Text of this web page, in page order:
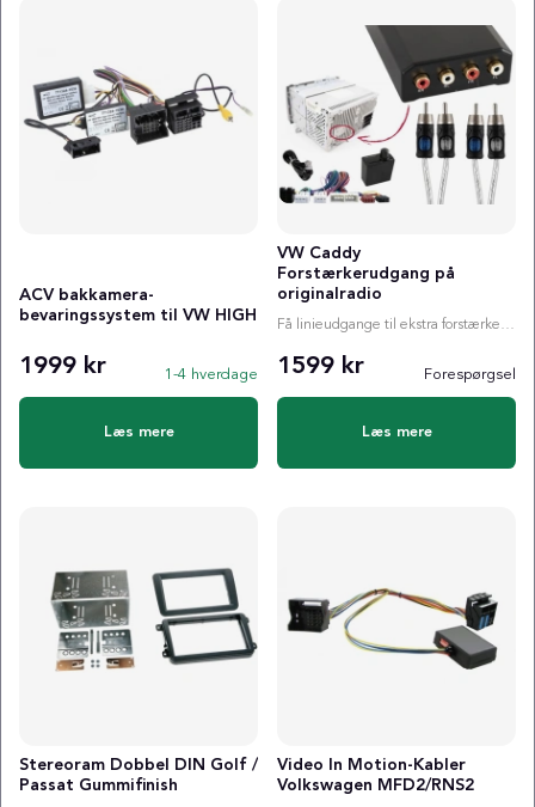
ACV bakkamera-
bevaringssystem til VW HIGH
1999 kr 1-4 hverdage
Læs mere
VW Caddy
Forstærkerudgang på
originalradio
Få linieudgange til ekstra forstærker i din VW Caddy
1599 kr Forespørgsel
Læs mere
Stereoram Dobbel DIN Golf /
Passat Gummifinish
Video In Motion-Kabler
Volkswagen MFD2/RNS2